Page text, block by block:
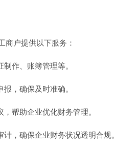
商户提供以下服务：
作、账簿管理等。
，确保及时准确。
，帮助企业优化财务管理。
，确保企业财务状况透明合规。